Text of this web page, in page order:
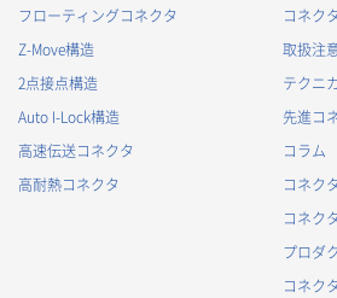
2. 個人情報の利用目的
当社が取得する個人情報の利用目的は、
は、次の利用目的を、関連性を有すると
囲で変更することがあり、変更した場合
お客様に対する当社製品のご案内
お客様に対するキャンペーン、イ
フローティングコネクタ
Z-Move構造
2点接点構造
Auto I-Lock構造
高速伝送コネクタ
高耐熱コネクタ
コネク
取扱注
テクニ
先進コ
コラム
コネク
コネク
プロダ
コネク